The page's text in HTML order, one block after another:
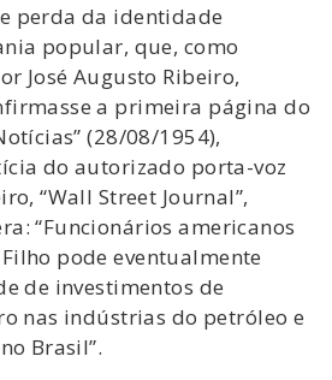
perda da identidade
popular, que, como
José Augusto Ribeiro,
a primeira página do
(28/08/1954),
do autorizado porta-voz
“Wall Street Journal”,
“Funcionários americanos
pode eventualmente
de investimentos de
nas indústrias do petróleo e
Brasil”.